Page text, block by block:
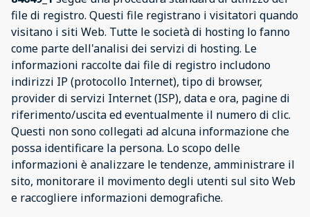
file di registro. Questi file registrano i visitatori quando
visitano i siti Web. Tutte le società di hosting lo fanno
come parte dell'analisi dei servizi di hosting. Le
informazioni raccolte dai file di registro includono
indirizzi IP (protocollo Internet), tipo di browser,
provider di servizi Internet (ISP), data e ora, pagine di
riferimento/uscita ed eventualmente il numero di clic.
Questi non sono collegati ad alcuna informazione che
possa identificare la persona. Lo scopo delle
informazioni è analizzare le tendenze, amministrare il
sito, monitorare il movimento degli utenti sul sito Web
e raccogliere informazioni demografiche.